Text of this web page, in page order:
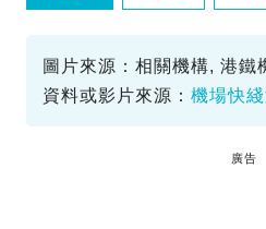
圖片來源：相關機構, 港鐵
資料或影片來源： 機場快
廣告